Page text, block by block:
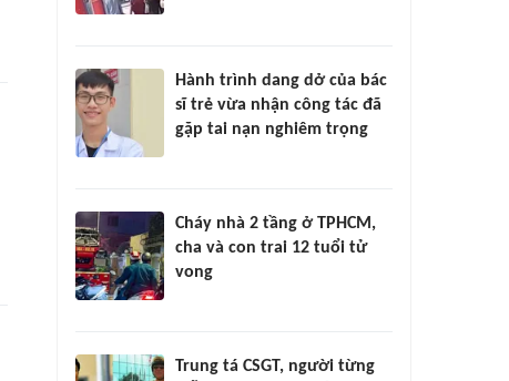
Hành trình dang dở của bác
sĩ trẻ vừa nhận công tác đã
gặp tai nạn nghiêm trọng
Cháy nhà 2 tầng ở TPHCM,
cha và con trai 12 tuổi tử
vong
Trung tá CSGT, người từng